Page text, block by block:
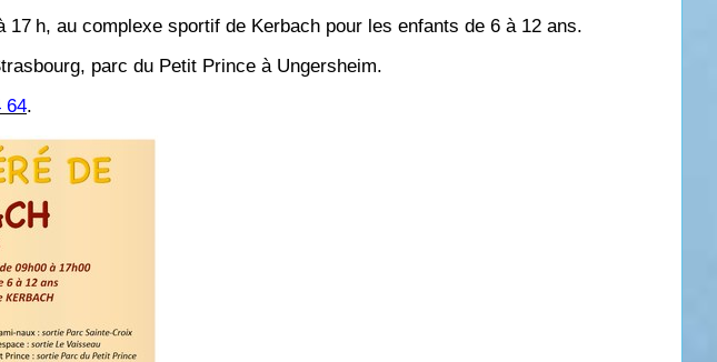
17 h, au complexe sportif de Kerbach pour les enfants de 6 à 12 ans.
parc du Petit Prince à Ungersheim.
64.